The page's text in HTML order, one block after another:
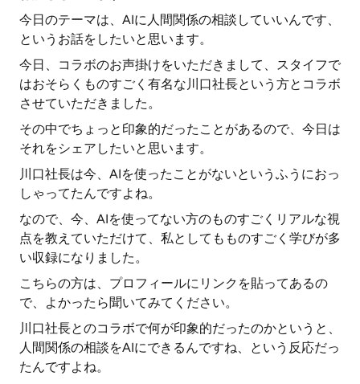
今日のテーマは、AIに人間関係の相談していいんです、
というお話をしたいと思います。
今日、コラボのお声掛けをいただきまして、スタイフで
はおそらくものすごく有名な川口社長という方とコラボ
させていただきました。
その中でちょっと印象的だったことがあるので、今日は
それをシェアしたいと思います。
川口社長は今、AIを使ったことがないというふうにおっ
しゃってたんですよね。
なので、今、AIを使ってない方のものすごくリアルな視
点を教えていただけて、私としてもものすごく学びが多
い収録になりました。
こちらの方は、プロフィールにリンクを貼ってあるの
で、よかったら聞いてみてください。
川口社長とのコラボで何が印象的だったのかというと、
人間関係の相談をAIにできるんですね、という反応だっ
たんですよね。